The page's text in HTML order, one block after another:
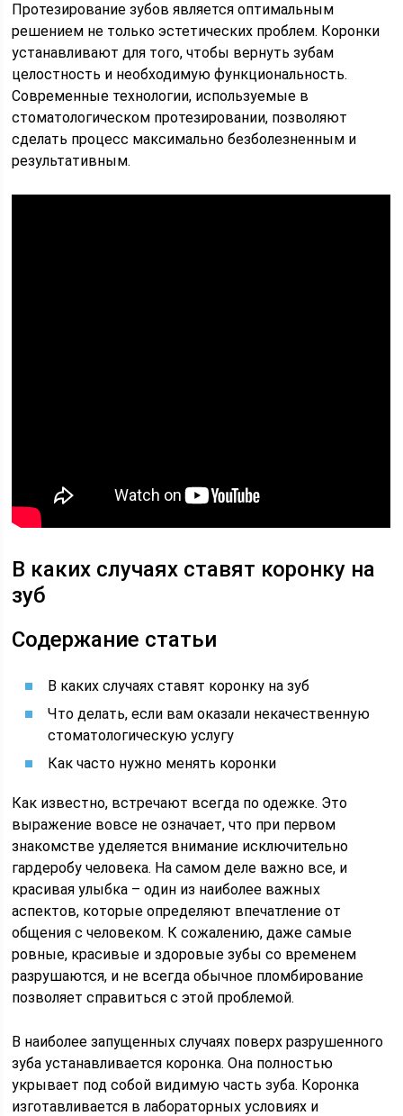
Протезирование зубов является оптимальным
решением не только эстетических проблем. Коронки
устанавливают для того, чтобы вернуть зубам
целостность и необходимую функциональность.
Современные технологии, используемые в
стоматологическом протезировании, позволяют
сделать процесс максимально безболезненным и
результативным.
В каких случаях ставят коронку на
зуб
Содержание статьи
В каких случаях ставят коронку на зуб
Что делать, если вам оказали некачественную
стоматологическую услугу
Как часто нужно менять коронки
Как известно, встречают всегда по одежке. Это
выражение вовсе не означает, что при первом
знакомстве уделяется внимание исключительно
гардеробу человека. На самом деле важно все, и
красивая улыбка – один из наиболее важных
аспектов, которые определяют впечатление от
общения с человеком. К сожалению, даже самые
ровные, красивые и здоровые зубы со временем
разрушаются, и не всегда обычное пломбирование
позволяет справиться с этой проблемой.
В наиболее запущенных случаях поверх разрушенного
зуба устанавливается коронка. Она полностью
укрывает под собой видимую часть зуба. Коронка
изготавливается в лабораторных условиях и